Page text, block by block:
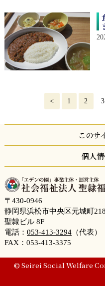
< 1 2 3
このサ
個人
〒430-0946
静岡県浜松市中央区元城町
聖隷ビル 8F
電話： 053-413-3294（代表）
FAX：053-413-3375
© Seirei Social Welfare